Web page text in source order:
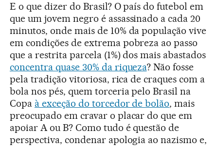
E o que dizer do Brasil? O país do futebol em
que um jovem negro é assassinado a cada 20
minutos, onde mais de 10% da população vive
em condições de extrema pobreza ao passo
que a restrita parcela (1%) dos mais abastados
concentra quase 30% da riqueza? Não fosse
pela tradição vitoriosa, rica de craques com a
bola nos pés, quem torceria pelo Brasil na
Copa à exceção do torcedor de bolão, mais
preocupado em cravar o placar do que em
apoiar A ou B? Como tudo é questão de
perspectiva, condenar apologia ao nazismo e,